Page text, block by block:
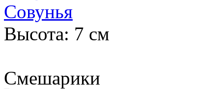
Совунья
Высота: 7 см
Смешарики